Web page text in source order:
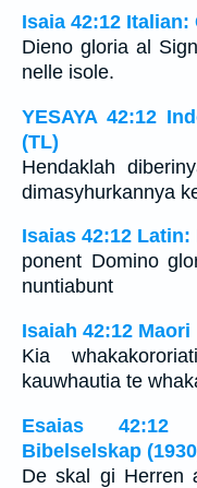
Isaia 42:12
Dieno gloria al
nelle isole.
YESAYA 42:12
(TL)
Hendaklah
dimasyhurkannya
Isaias 42:12
ponent Domino
nuntiabunt
Isaiah 42:12 Maori
Kia
kauwhautia te
Esaias 42:12
Bibelselskap
De skal gi Herren